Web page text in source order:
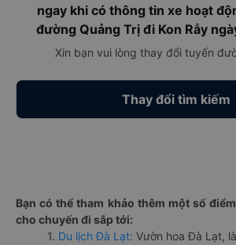
ngay khi có thông tin xe hoạt
đường Quảng Trị đi Kon Rẫy
Xin bạn vui lòng thay đổi tuyến
Thay đổi tìm kiếm
Bạn có thể tham khảo thêm một số
cho chuyến đi sắp tới:
1. Du lịch Đà Lạt: Vườn hoa Đà Lạt,